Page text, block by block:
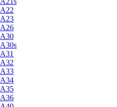
A22
A23
A26
A30
A30s
A31
A32
A33
A34
A35
A36